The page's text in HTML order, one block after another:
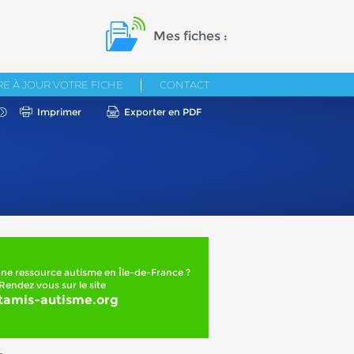
Mes fiches :
À JOUR VOTRE FICHE CONTACT
Imprimer Exporter en PDF
ressource autisme en Île-de-France ?
Rendez vous sur le site
autisme.org